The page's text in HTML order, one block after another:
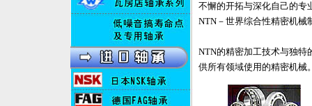
不懈的开拓与深化自己的专
NTN－世界综合性精密机械
NTN的精密加工技术与独特
供所有领域使用的精密机械